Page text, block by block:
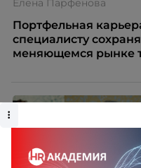
Елена Парфенова
Портфельная
специалисту
меняющемся рынке